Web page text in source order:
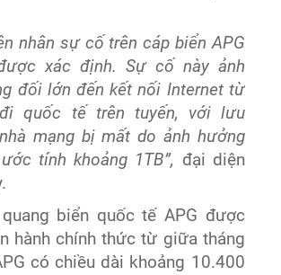
nhân sự cố trên cáp biển APG
xác định. Sự cố này ảnh
đối lớn đến kết nối Internet từ
quốc tế trên tuyến, với lưu
mạng bị mất do ảnh hưởng
tính khoảng 1TB”, đại diện
biển quốc tế APG được
hành chính thức từ giữa tháng
có chiều dài khoảng 10.400